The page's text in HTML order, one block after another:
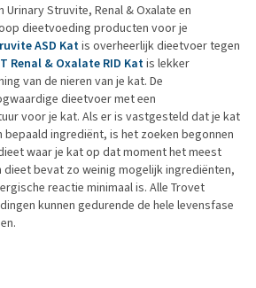
Struvite, Renal & Oxalate en
dieetvoeding producten voor je
ASD Katis overheerlijk dieetvoer tegen
Renal & Oxalate RID Katis lekker
van de nieren van je kat. De
dieetvoer met een
voor je kat. Als er is vastgesteld dat je kat
ingrediënt, is het zoeken begonnen
waar je kat op dat moment het meest
dieet bevat zo weinig mogelijk ingrediënten,
reactie minimaal is. Alle Trovet
kunnen gedurende de hele levensfase